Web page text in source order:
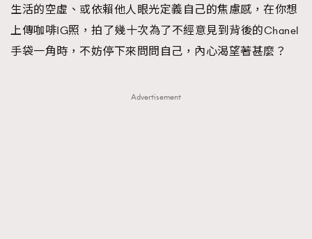
生活的空虛、或依賴他人眼光定義自己的焦慮感，在你想
上傳咖啡IG照，拍了幾十次為了不經意見到背後的Chanel
手袋一角時，不妨停下來問問自己，內心渴望著甚麼？
Advertisement